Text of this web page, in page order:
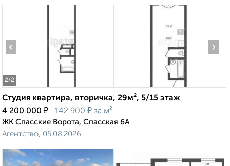
2/2
‹ ›
Студия квартира, вторичка, 29м², 5/15 этаж
4 200 000 ₽ 142 900 ₽ за м²
ЖК Спасские Ворота, Спасская 6А
Агентство, 05.08.2026